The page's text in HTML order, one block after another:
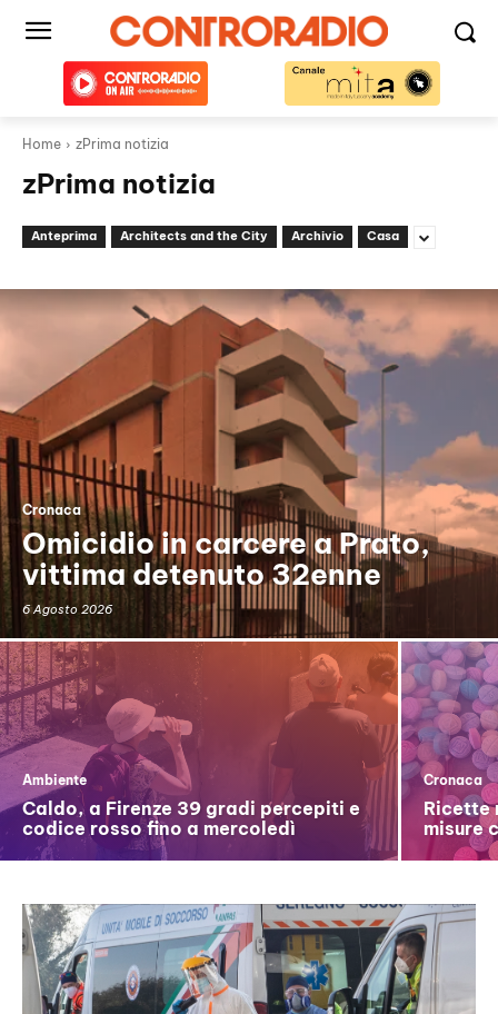
Home zPrima notizia
zPrima notizia
Anteprima Architects and the City Archivio Casa
Cronaca
Omicidio in carcere a Prato,
vittima detenuto 32enne
6 Agosto 2026
Ambiente
Caldo, a Firenze 39 gradi percepiti e
codice rosso fino a mercoledì
Cronaca
Ricette
misure